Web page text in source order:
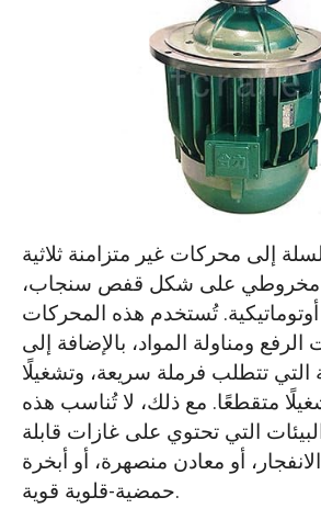
إلى محركات غير متزامنة ثلاثية
مخروطي على شكل قفص سنجاب،
تُستخدم هذه المحركات
ومناولة المواد، بالإضافة إلى
التي تتطلب فرملة سريعة، وتشغيلًا
متقطعًا. مع ذلك، لا تُناسب هذه
التي تحتوي على غازات قابلة
أو معادن منصهرة، أو أبخرة
حمضية-قلوية قوية.